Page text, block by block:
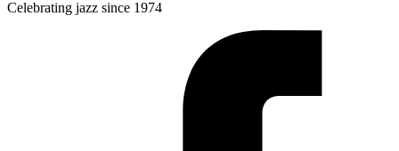
Celebrating jazz since 1974